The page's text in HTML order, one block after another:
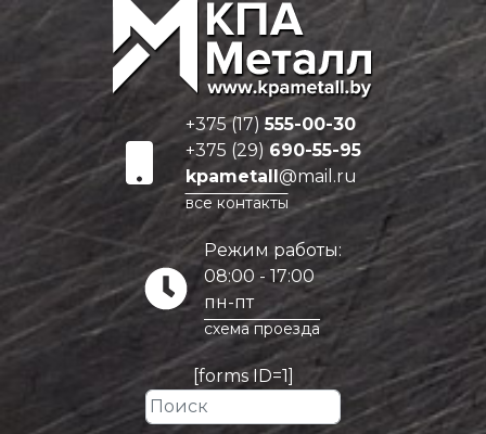
+375 (17)555-00-30
+375 (29) 690-55-95
kpametall@mail.ru
все контакты
Режим работы:
08:00 - 17:00
пн-пт
схема проезда
[forms ID=1]